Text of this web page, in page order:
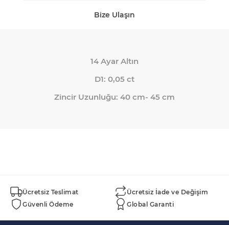
Bize Ulaşın
14 Ayar Altın
D1: 0,05 ct
Zincir Uzunluğu: 40 cm- 45 cm
Ücretsiz Teslimat
Ücretsiz İade ve Değişim
Güvenli Ödeme
Global Garanti